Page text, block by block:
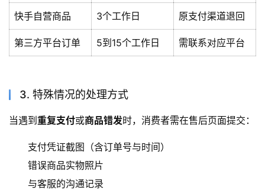
快手自营商品 3个工作日 原支付渠道退回
第三方平台订单 5到15个工作日 需联系对应平台
3. 特殊情况的处理方式
当遇到 重复支付或商品错发时，消费者需在售后页面提交：
支付凭证截图（含订单号与时间）
错误商品实物照片
与客服的沟通记录